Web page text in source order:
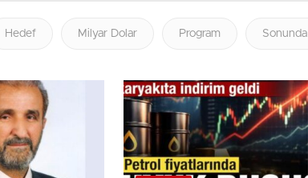
Hedef Milyar Dolar Program Sonunda